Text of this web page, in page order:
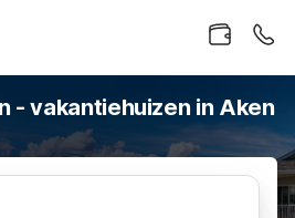
- vakantiehuizen in Aken